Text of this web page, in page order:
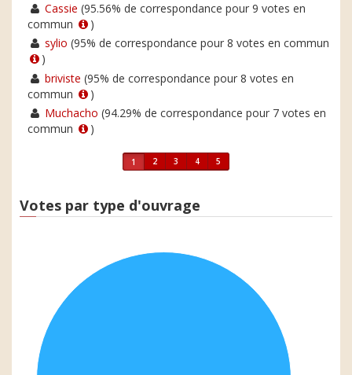
Cassie (95.56% de correspondance pour 9 votes en
commun
)
sylio (95% de correspondance pour 8 votes en commun
)
briviste (95% de correspondance pour 8 votes en
commun
)
Muchacho (94.29% de correspondance pour 7 votes en
commun
)
1 2 3 4 5
Votes par type d'ouvrage